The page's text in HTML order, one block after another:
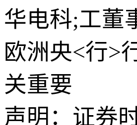
华电科;工董
欧洲央<行>
关重要
声明：证券